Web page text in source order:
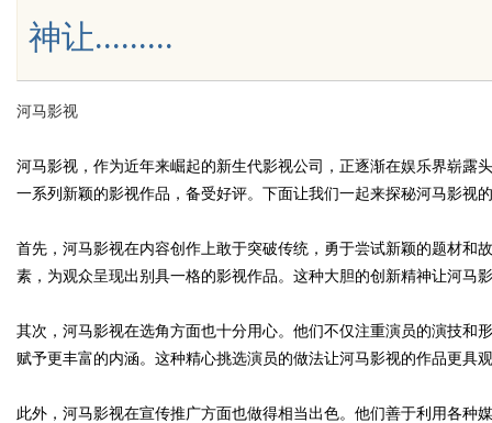
神让.........
河马影视
河马影视，作为近年来崛起的新生代影视公司，正逐渐在娱乐界崭露
一系列新颖的影视作品，备受好评。下面让我们一起来探秘河马影视
首先，河马影视在内容创作上敢于突破传统，勇于尝试新颖的题材和
素，为观众呈现出别具一格的影视作品。这种大胆的创新精神让河马
其次，河马影视在选角方面也十分用心。他们不仅注重演员的演技和
赋予更丰富的内涵。这种精心挑选演员的做法让河马影视的作品更具
此外，河马影视在宣传推广方面也做得相当出色。他们善于利用各种